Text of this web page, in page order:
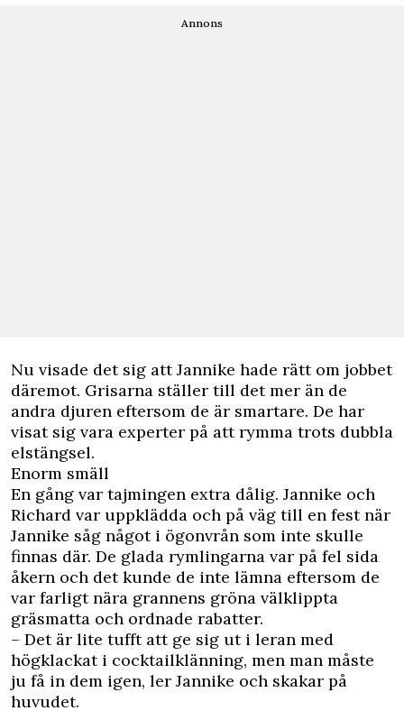
Annons
Nu visade det sig att Jannike hade rätt om jobbet
däremot. Grisarna ställer till det mer än de
andra djuren eftersom de är smartare. De har
visat sig vara experter på att rymma trots dubbla
elstängsel.
Enorm smäll
En gång var tajmingen extra dålig. Jannike och
Richard var uppklädda och på väg till en fest när
Jannike såg något i ögonvrån som inte skulle
finnas där. De glada rymlingarna var på fel sida
åkern och det kunde de inte lämna eftersom de
var farligt nära grannens gröna välklippta
gräsmatta och ordnade rabatter.
– Det är lite tufft att ge sig ut i leran med
högklackat i cocktailklänning, men man måste
ju få in dem igen, ler Jannike och skakar på
huvudet.